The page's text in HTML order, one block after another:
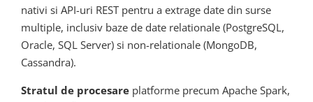
nativi si API-uri REST pentru a extrage date din surse
multiple, inclusiv baze de date relationale (PostgreSQL,
Oracle, SQL Server) si non-relationale (MongoDB,
Cassandra).
Stratul de procesare platforme precum Apache Spark,